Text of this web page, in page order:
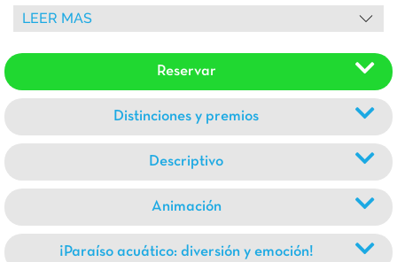
Bahía de Authiey suslobos marinos! Para disfrutar de la
LEER MAS
Reservar
Distinciones y premios
Descriptivo
Animación
¡Paraíso acuático: diversión y emoción!